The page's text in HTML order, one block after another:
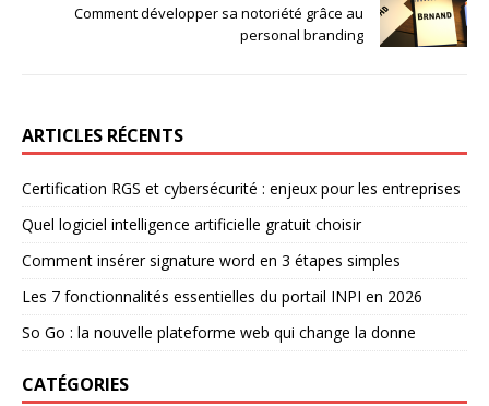
Comment développer sa notoriété grâce au
personal branding
ARTICLES RÉCENTS
Certification RGS et cybersécurité : enjeux pour les entreprises
Quel logiciel intelligence artificielle gratuit choisir
Comment insérer signature word en 3 étapes simples
Les 7 fonctionnalités essentielles du portail INPI en 2026
So Go : la nouvelle plateforme web qui change la donne
CATÉGORIES